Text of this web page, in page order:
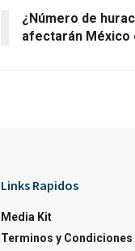
¿Número de
afectarán México
Links Rapidos
Media Kit
Terminos y Condiciones